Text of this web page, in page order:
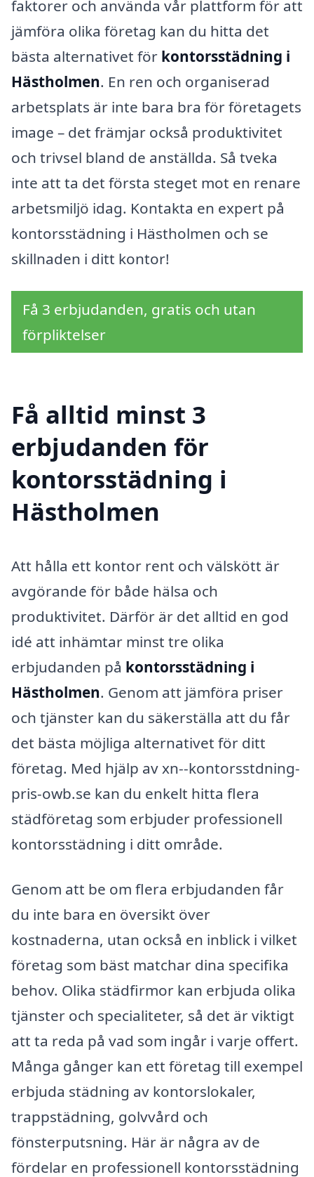
faktorer och använda vår plattform för att
jämföra olika företag kan du hitta det
bästa alternativet för kontorsstädning i
Hästholmen. En ren och organiserad
arbetsplats är inte bara bra för företagets
image – det främjar också produktivitet
och trivsel bland de anställda. Så tveka
inte att ta det första steget mot en renare
arbetsmiljö idag. Kontakta en expert på
kontorsstädning i Hästholmen och se
skillnaden i ditt kontor!
Få 3 erbjudanden, gratis och utan
förpliktelser
Få alltid minst 3
erbjudanden för
kontorsstädning i
Hästholmen
Att hålla ett kontor rent och välskött är
avgörande för både hälsa och
produktivitet. Därför är det alltid en god
idé att inhämtar minst tre olika
erbjudanden på kontorsstädning i
Hästholmen. Genom att jämföra priser
och tjänster kan du säkerställa att du får
det bästa möjliga alternativet för ditt
företag. Med hjälp av xn--kontorsstdning-
pris-owb.se kan du enkelt hitta flera
städföretag som erbjuder professionell
kontorsstädning i ditt område.
Genom att be om flera erbjudanden får
du inte bara en översikt över
kostnaderna, utan också en inblick i vilket
företag som bäst matchar dina specifika
behov. Olika städfirmor kan erbjuda olika
tjänster och specialiteter, så det är viktigt
att ta reda på vad som ingår i varje offert.
Många gånger kan ett företag till exempel
erbjuda städning av kontorslokaler,
trappstädning, golvvård och
fönsterputsning. Här är några av de
fördelar en professionell kontorsstädning